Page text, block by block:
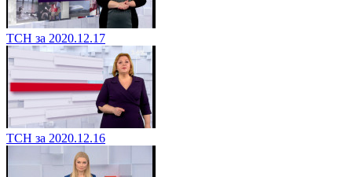
ТСН за 2020.12.17
ТСН за 2020.12.16